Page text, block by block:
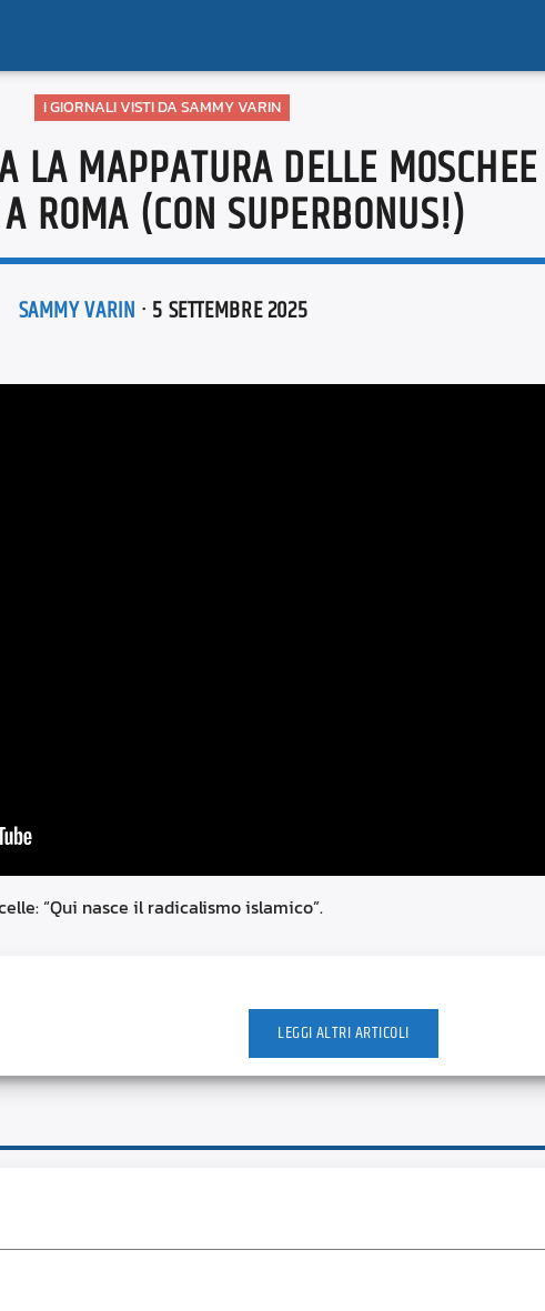
I GIORNALI VISTI DA SAMMY VARIN
LA MAPPATURA DELLE MOSCHEE
ROMA (CON SUPERBONUS!)
SAMMY VARIN · 5 SETTEMBRE 2025
“Qui nasce il radicalismo islamico”.
LEGGI ALTRI ARTICOLI